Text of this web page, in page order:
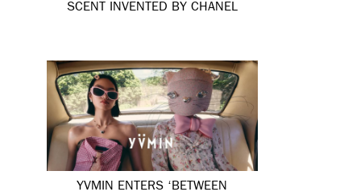
SCENT INVENTED BY CHANEL
YVMIN ENTERS ‘BETWEEN